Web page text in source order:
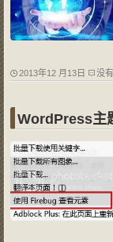
2013年12 月13日 没
WordPress主